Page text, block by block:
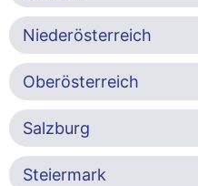
Niederösterreich
Oberösterreich
Salzburg
Steiermark